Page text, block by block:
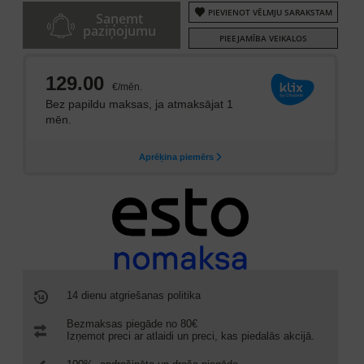
Saņemt
paziņojumu
PIEVIENOT VĒLMJU SARAKSTAM
PIEEJAMĪBA VEIKALOS
14 dienu atgriešanas politika
Bezmaksas piegāde no 80€
Izņemot preci ar atlaidi un preci, kas piedalās akcijā.